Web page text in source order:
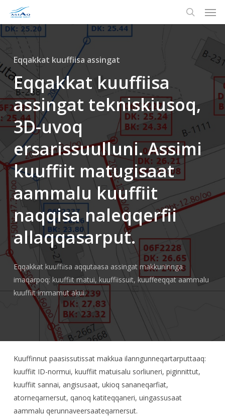
main
content
search
Eqqakkat kuuffiisa assingat
Eqqakkat kuuffiisa
assingat tekniskiusoq,
3D-uvoq
ersarissuulluni. Assimi
kuuffiit matugisaat
aammalu kuuffiit
naqqisa naleqqerfii
allaqqasarput.
Eqqakkat kuuffiisa aqqutaasa assingat makkuninnga
imaqarpoq: kuuffiit matui, kuuffiissuit, kuuffeeqqat aammalu
kuuffiit immamut akui.
Kuuffinnut paasissutissat makkua ilanngunneqartarputtaaq:
kuuffiit ID-normui, kuuffiit matuisalu sorliuneri, piginnittut,
kuuffiit sannai, angisusaat, ukioq sananeqarfiat,
atorneqarnersut, qanoq katiteqqaneri, uingassusaat
aammalu qerunnaveersaateqarnersut.